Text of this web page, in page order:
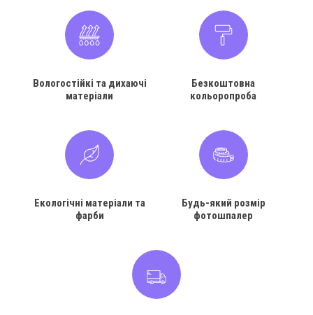
Вологостійкі та дихаючі
матеріали
Безкоштовна
кольоропроба
Екологічні матеріали та
фарби
Будь-який розмір
фотошпалер